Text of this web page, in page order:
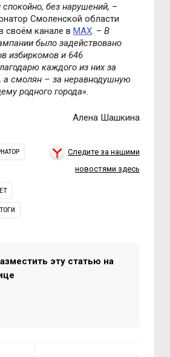
без нарушений, –
Смоленской области
своём канале вMAX. –В
было задействовано
избиркомов и 646
каждого из них за
а смолян – за неравнодушную
родного города».
Алена Шашкина
Следите за нашими
новостями здесь
эту статью на